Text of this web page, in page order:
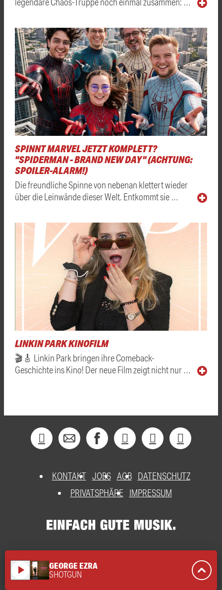
SPINNT MARVEL JETZT KOMPLETT?
"SPIDERMAN - BRAND NEW DAY" (ACHTUNG:
SPOILER-ALARM!)
Die freundliche Spinne von nebenan klettert wieder
über die Leinwände dieser Welt. Entkommt sie …
LINKIN PARK KINOFILM
🎬🎸 Linkin Park bringen ihre Comeback-
Geschichte ins Kino! Der neue Film zeigt nicht nur …
KONTAKT JOBS AGB DATENSCHUTZ
PRIVATSPHÄRE
IMPRESSUM
play_arrow GEORGE EZRA
SHOTGUN